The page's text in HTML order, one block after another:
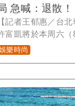
急喊：退散！
【記者王郁惠／台
富凱將於本周六
辦《一五一拾》
積極投入最後彩排
，笑說：「白海
親節當天，所有
樂時尚